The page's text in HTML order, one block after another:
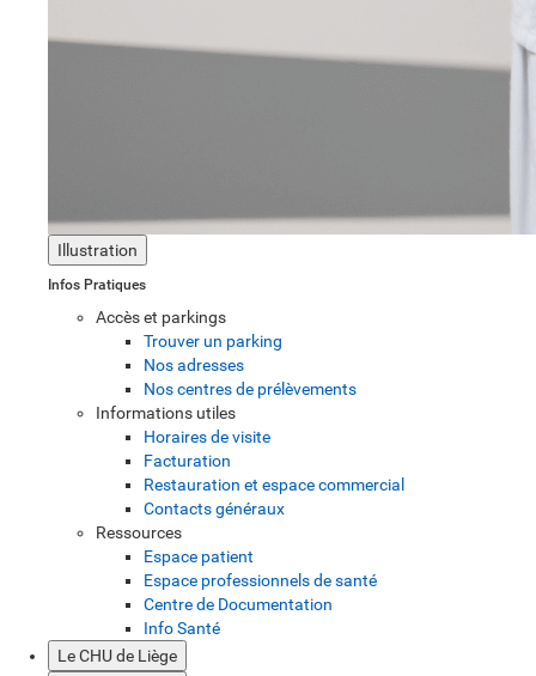
Illustration
Infos Pratiques
Accès et parkings
Trouver un parking
Nos adresses
Nos centres de prélèvements
Informations utiles
Horaires de visite
Facturation
Restauration et espace commercial
Contacts généraux
Ressources
Espace patient
Espace professionnels de santé
Centre de Documentation
Info Santé
Le CHU de Liège